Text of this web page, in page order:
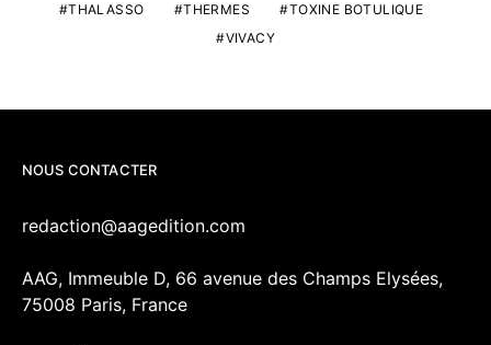
THALASSO
THERMES
TOXINE BOTULIQUE
VIVACY
NOUS CONTACTER
redaction@aagedition.com
AAG, Immeuble D, 66 avenue des Champs Elysées,
75008 Paris, France